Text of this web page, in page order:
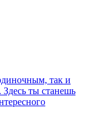
так и
ты станешь